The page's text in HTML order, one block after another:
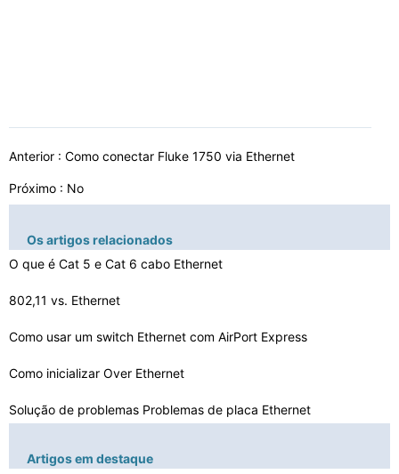
Anterior : Como conectar Fluke 1750 via Ethernet
Próximo : No
Os artigos relacionados
O que é Cat 5 e Cat 6 cabo Ethernet
802,11 vs. Ethernet
Como usar um switch Ethernet com AirPort Express
Como inicializar Over Ethernet
Solução de problemas Problemas de placa Ethernet
Artigos em destaque